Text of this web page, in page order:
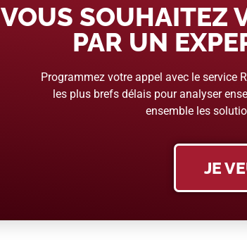
VOUS SOUHAITEZ
PAR UN
Programmez votre appel avec le service
les plus brefs délais pour analyser
ensemble les
JE